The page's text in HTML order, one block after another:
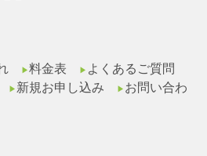
▶︎料金表 ▶︎ よくあるご質問
▶︎ 新規お申し込み ▶︎ お問い合わ